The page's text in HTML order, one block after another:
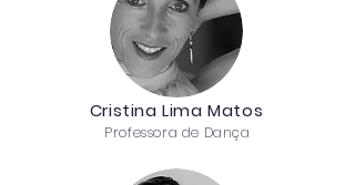
Cristina Lima Matos
Professora de Dança